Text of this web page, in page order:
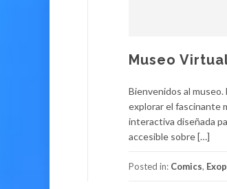
Museo
Bienvenidos al
explorar el fascinante
interactiva diseñada
accesible sobre […]
Posted in: Comics,